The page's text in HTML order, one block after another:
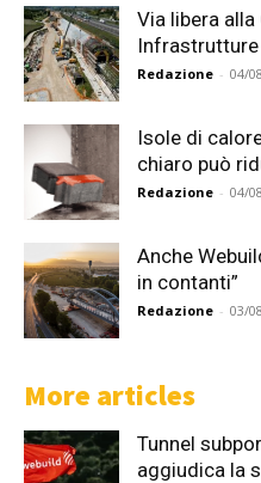
Via libera alla
Infrastrutture
Redazione - 04/
Isole di
chiaro può
Redazione - 04/
Anche
in contanti”
Redazione - 03/
More articles
Tunnel
aggiudica la